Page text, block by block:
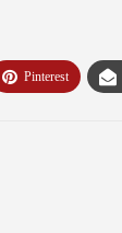
Pinterest